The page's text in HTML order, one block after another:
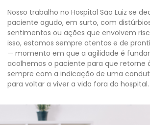
Nosso trabalho no Hospital São Luiz se
paciente agudo, em surto, com
sentimentos ou ações que envolvem
isso, estamos sempre atentos e de
— momento em que a agilidade é
acolhemos o paciente para que retorne
sempre com a indicação de uma
para voltar a viver a vida fora do hospital.